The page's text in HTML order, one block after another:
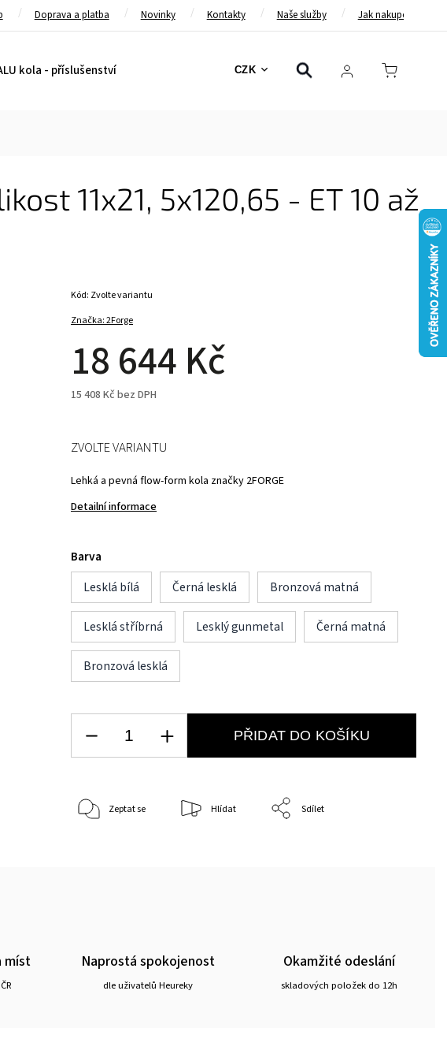
Doprava a platba Novinky Kontakty Naše služby Jak nakupovat
CZK
kola - příslušenství Bezpečnostní pásy Bezpečnostní rámy
11x21, 5x120,65 - ET 10 až
Značka:2Forge
18 644 Kč
15 408 Kč bez DPH
Kód: Zvolte variantu
Lehká a pevná flow-form kola značky 2FORGE
Detailní informace
Barva
Lesklá bílá
Černá lesklá Bronzová matná
Lesklá stříbrná Lesklý gunmetal Černá matná
Bronzová lesklá
ZVOLTE VARIANTU
PŘIDAT DO KOŠÍKU
Zeptat se Hlídat Sdílet
míst Naprostá spokojenost
dle uživatelů Heureky
Okamžité odeslání
skladových položek do 12h